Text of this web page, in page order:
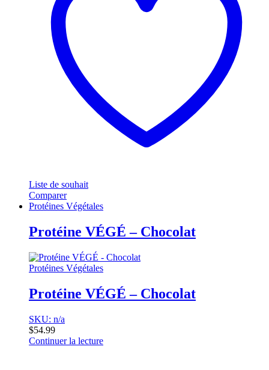
Liste de souhait
Comparer
Protéines Végétales
Protéine VÉGÉ – Chocolat
Protéines Végétales
Protéine VÉGÉ – Chocolat
SKU: n/a
$54.99
Continuer la lecture